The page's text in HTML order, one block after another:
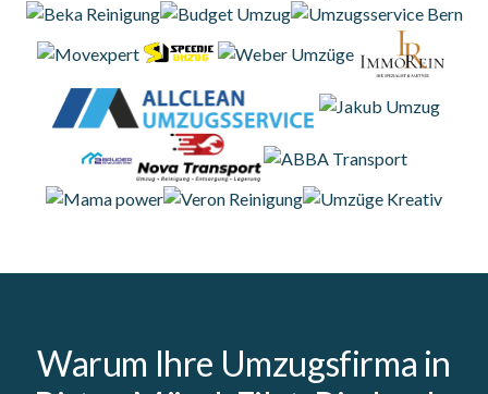
Warum Ihre Umzugsfirma in